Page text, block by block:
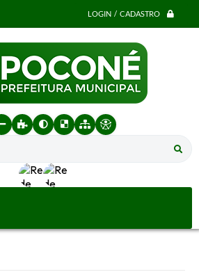
LOGIN / CADASTRO